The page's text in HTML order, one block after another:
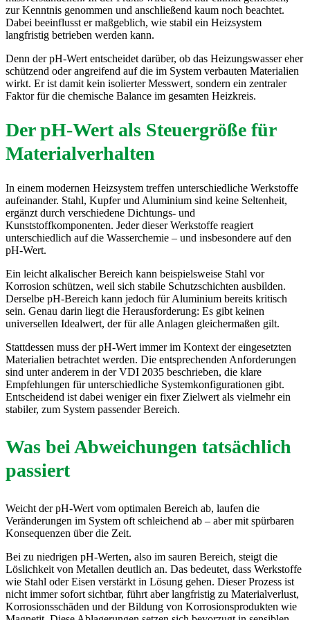
zur Kenntnis genommen und anschließend kaum noch beachtet.
Dabei beeinflusst er maßgeblich, wie stabil ein Heizsystem
langfristig betrieben werden kann.
Denn der pH-Wert entscheidet darüber, ob das Heizungswasser eher
schützend oder angreifend auf die im System verbauten Materialien
wirkt. Er ist damit kein isolierter Messwert, sondern ein zentraler
Faktor für die chemische Balance im gesamten Heizkreis.
Der pH-Wert als Steuergröße für
Materialverhalten
In einem modernen Heizsystem treffen unterschiedliche Werkstoffe
aufeinander. Stahl, Kupfer und Aluminium sind keine Seltenheit,
ergänzt durch verschiedene Dichtungs- und
Kunststoffkomponenten. Jeder dieser Werkstoffe reagiert
unterschiedlich auf die Wasserchemie – und insbesondere auf den
pH-Wert.
Ein leicht alkalischer Bereich kann beispielsweise Stahl vor
Korrosion schützen, weil sich stabile Schutzschichten ausbilden.
Derselbe pH-Bereich kann jedoch für Aluminium bereits kritisch
sein. Genau darin liegt die Herausforderung: Es gibt keinen
universellen Idealwert, der für alle Anlagen gleichermaßen gilt.
Stattdessen muss der pH-Wert immer im Kontext der eingesetzten
Materialien betrachtet werden. Die entsprechenden Anforderungen
sind unter anderem in der VDI 2035 beschrieben, die klare
Empfehlungen für unterschiedliche Systemkonfigurationen gibt.
Entscheidend ist dabei weniger ein fixer Zielwert als vielmehr ein
stabiler, zum System passender Bereich.
Was bei Abweichungen tatsächlich
passiert
Weicht der pH-Wert vom optimalen Bereich ab, laufen die
Veränderungen im System oft schleichend ab – aber mit spürbaren
Konsequenzen über die Zeit.
Bei zu niedrigen pH-Werten, also im sauren Bereich, steigt die
Löslichkeit von Metallen deutlich an. Das bedeutet, dass Werkstoffe
wie Stahl oder Eisen verstärkt in Lösung gehen. Dieser Prozess ist
nicht immer sofort sichtbar, führt aber langfristig zu Materialverlust,
Korrosionsschäden und der Bildung von Korrosionsprodukten wie